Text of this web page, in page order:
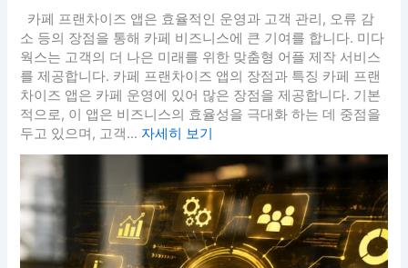
카페 프랜차이즈 앱은 효율적인 운영과 고객 관리, 오류 감
소 등의 장점을 통해 카페 비즈니스에 큰 기여를 합니다. 미다
웍스는 고객의 더 나은 미래를 위한 맞춤형 어플 제작 서비스
를 제공합니다. 카페 프랜차이즈 앱의 장점과 특징 카페 프랜
차이즈 앱은 카페 운영에 있어 많은 장점을 제공합니다. 기본
적으로, 이 앱은 비즈니스의 효율성을 극대화 하는 데 중점을
두고 있으며, 고객... 자세히 보기